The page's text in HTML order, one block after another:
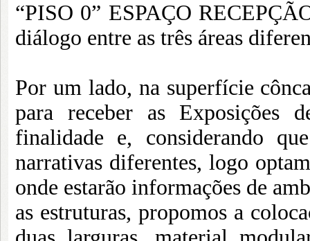
“PISO 0” ESPAÇO
diálogo entre as três áreas
Por um lado, na superfície
para receber as Exposições
finalidade e, considerando
narrativas diferentes, logo
onde estarão informações de
as estruturas, propomos a